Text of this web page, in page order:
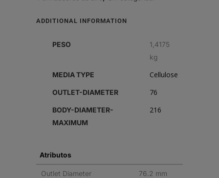
ADDITIONAL INFORMATION
PESO
1,4175
kg
MEDIA TYPE Cellulose
OUTLET-DIAMETER 76
BODY-DIAMETER-
MAXIMUM
216
Atributos
Outlet Diameter 76.2 mm